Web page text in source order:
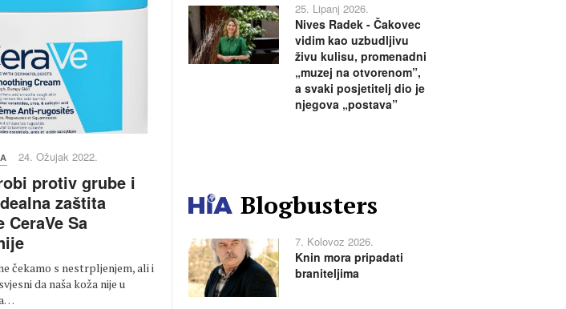
24. Ožujak 2022.
protiv grube i
zaštita
Sa
čekamo s nestrpljenjem, ali i
da naša koža nije u
25. Lipanj 2026.
Nives Radek - Čakovec
vidim kao uzbudljivu
živu kulisu, promenadni
„muzej na otvorenom”,
a svaki posjetitelj dio je
njegova „postava”
Blogbusters
7. Kolovoz 2026.
Knin mora pripadati
braniteljima